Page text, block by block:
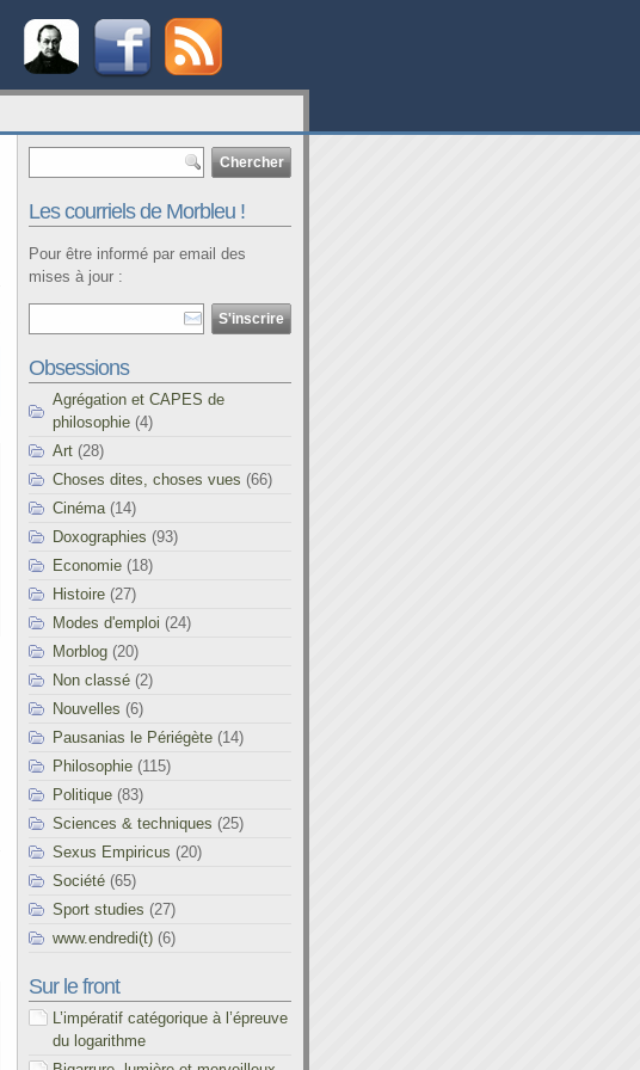
Les courriels de Morbleu !
Pour être informé par email des
mises à jour :
Obsessions
Agrégation et CAPES de
philosophie (4)
Art (28)
Choses dites, choses vues (66)
Cinéma (14)
Doxographies (93)
Economie (18)
Histoire (27)
Modes d'emploi (24)
Morblog (20)
Non classé (2)
Nouvelles (6)
Pausanias le Périégète (14)
Philosophie (115)
Politique (83)
Sciences & techniques (25)
Sexus Empiricus (20)
Société (65)
Sport studies (27)
www.endredi(t) (6)
Sur le front
L’impératif catégorique à l’épreuve
du logarithme